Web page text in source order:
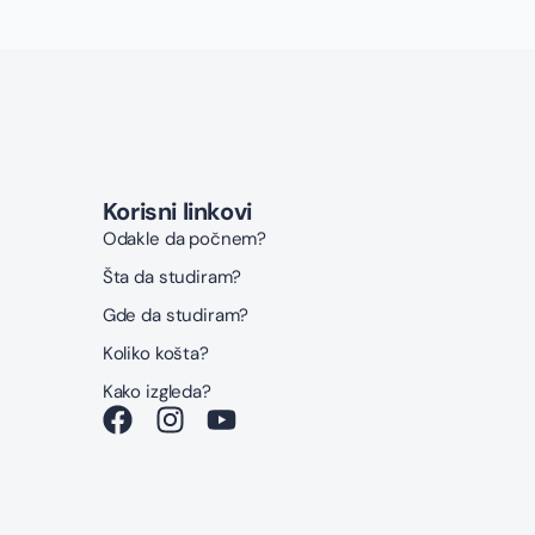
Korisni linkovi
Odakle da počnem?
Šta da studiram?
Gde da studiram?
Koliko košta?
Kako izgleda?